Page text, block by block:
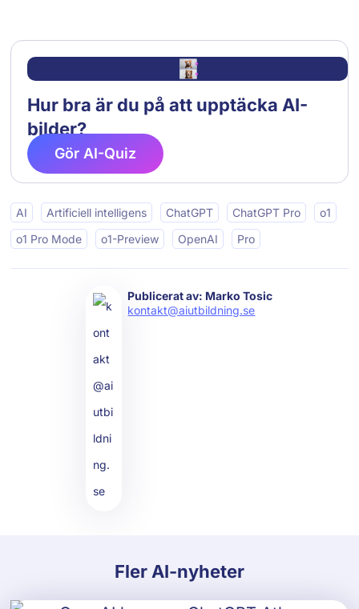
Hur bra är du på att upptäcka AI-
bilder?
Gör AI-Quiz
AI Artificiell intelligens ChatGPT ChatGPT Pro
o1
o1 Pro Mode
o1-Preview OpenAI Pro
Publicerat av: Marko Tosic
kontakt@aiutbildning.se
Fler AI-nyheter